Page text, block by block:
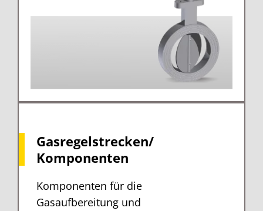
Gasregelstrecken/
Komponenten
Komponenten für die
Gasaufbereitung und